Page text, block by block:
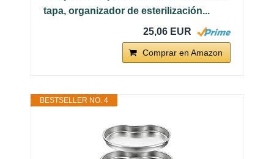
tapa, organizador de esterilización...
25,06 EUR
Comprar en Amazon
BESTSELLER NO. 4